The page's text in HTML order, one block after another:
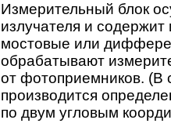
Измерительный блок
излучателя и
мостовые или
обрабатывают
от фотоприемников. (В
производится
по двум угловым